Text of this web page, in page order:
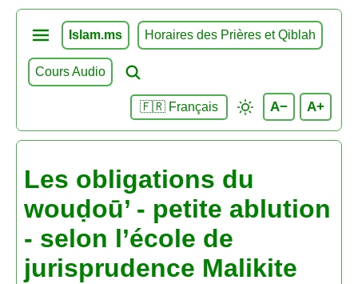
Islam.ms Horaires des Prières et Qiblah
Cours Audio
🇫🇷 Français A− A+
Les obligations du
wouḍoū’ - petite ablution
- selon l’école de
jurisprudence Malikite